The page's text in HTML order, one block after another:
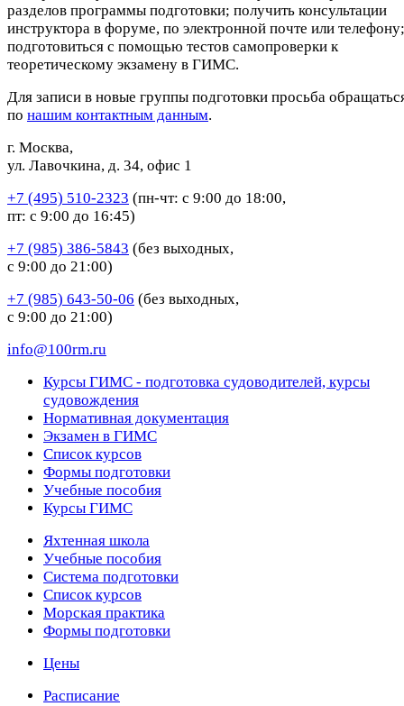
разделов программы подготовки; получить консультации
инструктора в форуме, по электронной почте или телефону;
подготовиться с помощью тестов самопроверки к
теоретическому экзамену в ГИМС.
Для записи в новые группы подготовки просьба
по нашим контактным данным.
г. Москва,
ул. Лавочкина, д. 34, офис 1
+7 (495) 510-2323 (пн-чт: с 9:00 до 18:00,
пт: с 9:00 до 16:45)
+7 (985) 386-5843 (без выходных,
с 9:00 до 21:00)
+7 (985) 643-50-06 (без выходных,
с 9:00 до 21:00)
info@100rm.ru
Курсы ГИМС - подготовка судоводителей, курсы
судовождения
Нормативная документация
Экзамен в ГИМС
Список курсов
Формы подготовки
Учебные пособия
Курсы ГИМС
Яхтенная школа
Учебные пособия
Cистема подготовки
Список курсов
Морская практика
Формы подготовки
Цены
Расписание